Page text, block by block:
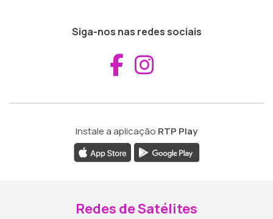
Siga-nos nas redes sociais
Aceder ao
Instale a aplicação RTP Play
Redes de Satélites